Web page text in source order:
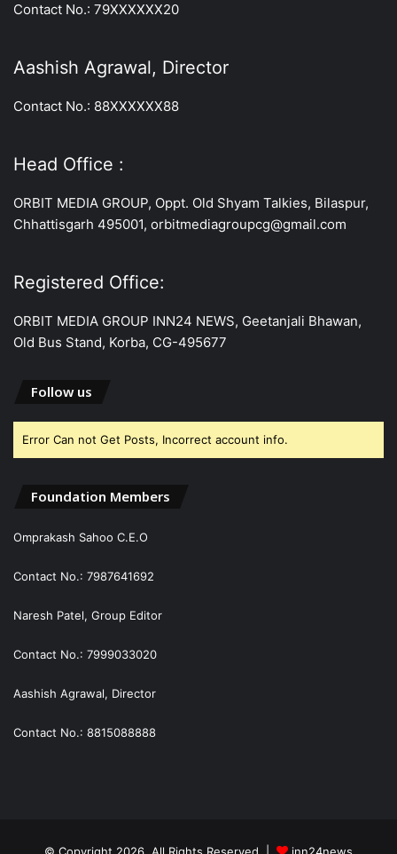
Contact No.: 79XXXXXX20
Aashish Agrawal, Director
Contact No.: 88XXXXXX88
Head Office :
ORBIT MEDIA GROUP, Oppt. Old Shyam Talkies, Bilaspur,
Chhattisgarh 495001, orbitmediagroupcg@gmail.com
Registered Office:
ORBIT MEDIA GROUP INN24 NEWS, Geetanjali Bhawan,
Old Bus Stand, Korba, CG-495677
Follow us
Error Can not Get Posts, Incorrect account info.
Foundation Members
Omprakash Sahoo C.E.O
Contact No.: 7987641692
Naresh Patel, Group Editor
Contact No.: 7999033020
Aashish Agrawal, Director
Contact No.: 8815088888